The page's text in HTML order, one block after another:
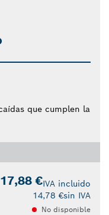
que cumplen la
17,88 €IVA incluido
14,78 €sin IVA
No disponible